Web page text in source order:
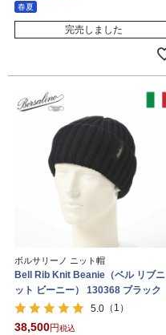
春夏
完売しました
ボルサリーノ ニット帽
Bell Rib Knit Beanie（ベル リブニ
ット ビーニー） 130368 ブラック
5.0 （1）
38,500
税込